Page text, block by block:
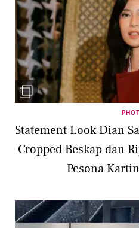
Statement Look Dian
Cropped Beskap dan
Pesona